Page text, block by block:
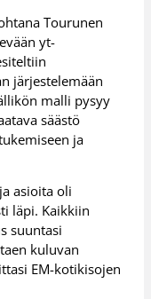
Tourunen
yt-
järjestelemään
malli pysyy
säästö
ja
asioita oli
läpi. Kaikkiin
suuntasi
kuluvan
EM-kotikisojen